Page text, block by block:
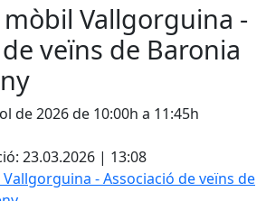
Vallgorguina -
veïns de Baronia
de 2026 de 10:00h a 11:45h
23.03.2026 | 13:08
- Associació de veïns de